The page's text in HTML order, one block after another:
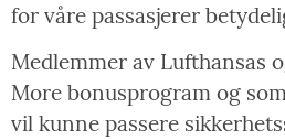
for våre passasjerer
Medlemmer av Lufthansas
More bonusprogram og
vil kunne passere